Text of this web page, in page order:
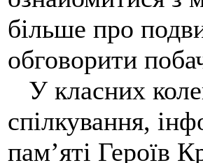
більше про
обговорити
У класних
спілкування,
пам’яті Героїв